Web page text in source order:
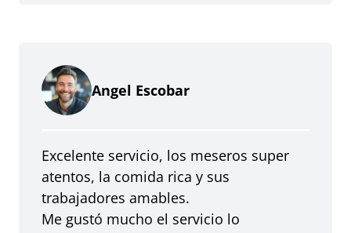
Angel Escobar
Excelente servicio, los meseros super
atentos, la comida rica y sus
trabajadores amables.
Me gustó mucho el servicio lo